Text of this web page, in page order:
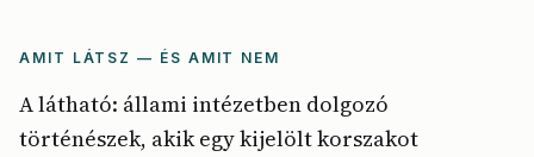
AMIT LÁTSZ — ÉS AMIT NEM
A látható: állami intézetben dolgozó
történészek, akik egy kijelölt korszakot